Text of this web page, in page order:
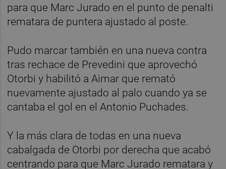
para que Marc Jurado en el punto de penalti
rematara de puntera ajustado al poste.
Pudo marcar también en una nueva contra
tras rechace de Prevedini que aprovechó
Otorbi y habilitó a Aimar que remató
nuevamente ajustado al palo cuando ya se
cantaba el gol en el Antonio Puchades.
Y la más clara de todas en una nueva
cabalgada de Otorbi por derecha que acabó
centrando para que Marc Jurado rematara y